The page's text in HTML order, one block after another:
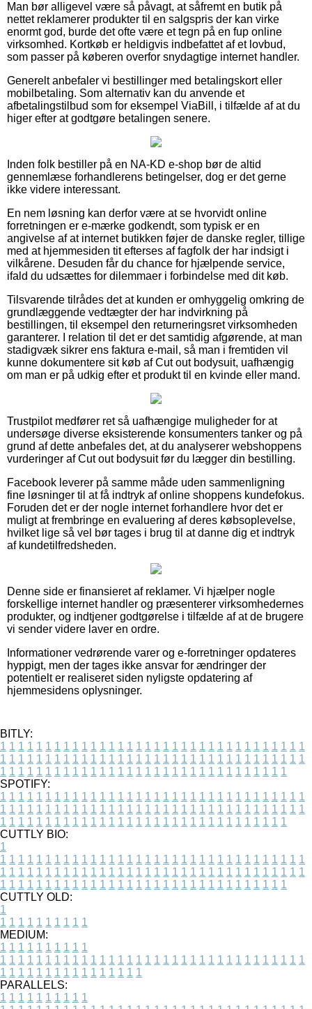
Man bør alligevel være så påvagt, at såfremt en butik på
nettet reklamerer produkter til en salgspris der kan virke
enormt god, burde det ofte være et tegn på en fup online
virksomhed. Kortkøb er heldigvis indbefattet af et lovbud,
som passer på køberen overfor snydagtige internet handler.
Generelt anbefaler vi bestillinger med betalingskort eller
mobilbetaling. Som alternativ kan du anvende et
afbetalingstilbud som for eksempel ViaBill, i tilfælde af at du
higer efter at godtgøre betalingen senere.
Inden folk bestiller på en NA-KD e-shop bør de altid
gennemlæse forhandlerens betingelser, dog er det gerne
ikke videre interessant.
En nem løsning kan derfor være at se hvorvidt online
forretningen er e-mærke godkendt, som typisk er en
angivelse af at internet butikken føjer de danske regler, tillige
med at hjemmesiden tit efterses af fagfolk der har indsigt i
vilkårene. Desuden får du chance for hjælpende service,
ifald du udsættes for dilemmaer i forbindelse med dit køb.
Tilsvarende tilrådes det at kunden er omhyggelig omkring de
grundlæggende vedtægter der har indvirkning på
bestillingen, til eksempel den returneringsret virksomheden
garanterer. I relation til det er det samtidig afgørende, at man
stadigvæk sikrer ens faktura e-mail, så man i fremtiden vil
kunne dokumentere sit køb af Cut out bodysuit, uafhængig
om man er på udkig efter et produkt til en kvinde eller mand.
Trustpilot medfører ret så uafhængige muligheder for at
undersøge diverse eksisterende konsumenters tanker og på
grund af dette anbefales det, at du analyserer webshoppens
vurderinger af Cut out bodysuit før du lægger din bestilling.
Facebook leverer på samme måde uden sammenligning
fine løsninger til at få indtryk af online shoppens kundefokus.
Foruden det er der nogle internet forhandlere hvor det er
muligt at frembringe en evaluering af deres købsoplevelse,
hvilket lige så vel bør tages i brug til at danne dig et indtryk
af kundetilfredsheden.
Denne side er finansieret af reklamer. Vi hjælper nogle
forskellige internet handler og præsenterer virksomhedernes
produkter, og indtjener godtgørelse i tilfælde af at de brugere
vi sender videre laver en ordre.
Informationer vedrørende varer og e-forretninger opdateres
hyppigt, men der tages ikke ansvar for ændringer der
potentielt er realiseret siden nyligste opdatering af
hjemmesidens oplysninger.
BITLY:
1 1 1 1 1 1 1 1 1 1 1 1 1 1 1 1 1 1 1 1 1 1 1 1 1 1 1 1 1 1 1 1 1 1
1 1 1 1 1 1 1 1 1 1 1 1 1 1 1 1 1 1 1 1 1 1 1 1 1 1 1 1 1 1 1 1 1 1
1 1 1 1 1 1 1 1 1 1 1 1 1 1 1 1 1 1 1 1 1 1 1 1 1 1 1 1 1 1 1 1
SPOTIFY:
1 1 1 1 1 1 1 1 1 1 1 1 1 1 1 1 1 1 1 1 1 1 1 1 1 1 1 1 1 1 1 1 1 1
1 1 1 1 1 1 1 1 1 1 1 1 1 1 1 1 1 1 1 1 1 1 1 1 1 1 1 1 1 1 1 1 1 1
1 1 1 1 1 1 1 1 1 1 1 1 1 1 1 1 1 1 1 1 1 1 1 1 1 1 1 1 1 1 1 1
CUTTLY BIO:
1
1 1 1 1 1 1 1 1 1 1 1 1 1 1 1 1 1 1 1 1 1 1 1 1 1 1 1 1 1 1 1 1 1 1
1 1 1 1 1 1 1 1 1 1 1 1 1 1 1 1 1 1 1 1 1 1 1 1 1 1 1 1 1 1 1 1 1 1
1 1 1 1 1 1 1 1 1 1 1 1 1 1 1 1 1 1 1 1 1 1 1 1 1 1 1 1 1 1 1 1
CUTTLY OLD:
1
1 1 1 1 1 1 1 1 1 1
MEDIUM:
1 1 1 1 1 1 1 1 1 1
1 1 1 1 1 1 1 1 1 1 1 1 1 1 1 1 1 1 1 1 1 1 1 1 1 1 1 1 1 1 1 1 1 1
1 1 1 1 1 1 1 1 1 1 1 1 1 1 1 1
PARALLELS:
1 1 1 1 1 1 1 1 1 1